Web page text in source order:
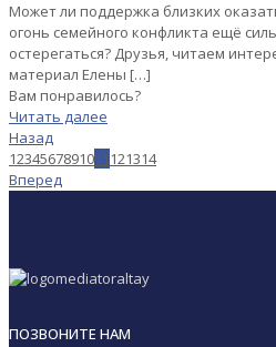
Может ли поддержка близких
огонь семейного конфликта ещё
остерегаться? Друзья, читаем
материал Елены […]
Вам понравилось?
Читать далее
Назад
1234567891011121314
Вперед
ПОЗВОНИТЕ НАМ